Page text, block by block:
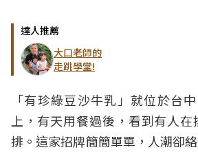
達人推薦
大口老師的
走跳學堂!
「有珍綠豆沙牛乳」就位於台
上，有天用餐過後，看到有人
排。這家招牌簡簡單單，人潮卻